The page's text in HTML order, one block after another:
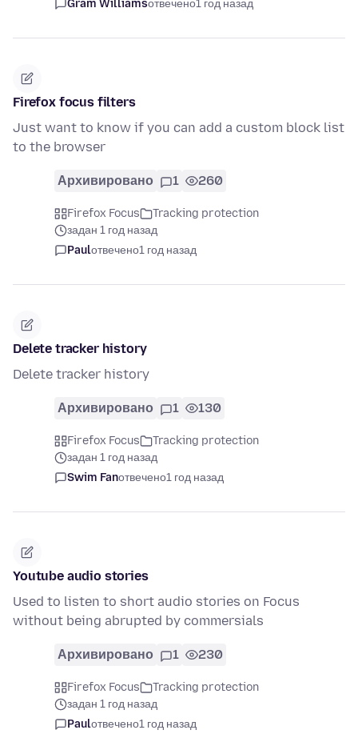
Gram Williamsотвечено1 год назад
Firefox focus filters
Just want to know if you can add a custom block list
to the browser
Архивировано 1 260
Firefox Focus
Tracking protection
задан 1 год назад
Paulотвечено1 год назад
Delete tracker history
Delete tracker history
Архивировано 1 130
Firefox Focus
Tracking protection
задан 1 год назад
Swim Fanотвечено1 год назад
Youtube audio stories
Used to listen to short audio stories on Focus
without being abrupted by commersials
Архивировано 1 230
Firefox Focus
Tracking protection
задан 1 год назад
Paulотвечено1 год назад